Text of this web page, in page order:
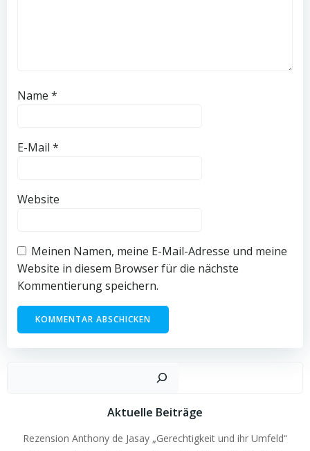
Name *
E-Mail *
Website
Meinen Namen, meine E-Mail-Adresse und meine
Website in diesem Browser für die nächste
Kommentierung speichern.
Aktuelle Beiträge
Rezension Anthony de Jasay „Gerechtigkeit und ihr Umfeld“